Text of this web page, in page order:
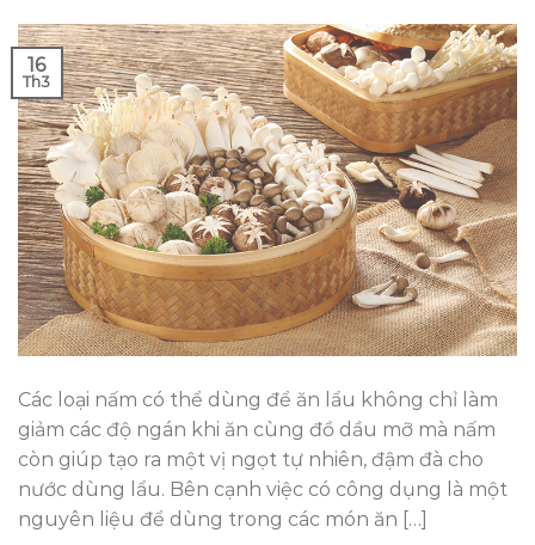
16
Th3
Các loại nấm có thể dùng để ăn lẩu không chỉ làm
giảm các độ ngán khi ăn cùng đồ dầu mỡ mà nấm
còn giúp tạo ra một vị ngọt tự nhiên, đậm đà cho
nước dùng lẩu. Bên cạnh việc có công dụng là một
nguyên liệu để dùng trong các món ăn […]